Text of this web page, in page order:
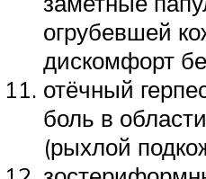
огрубевшей
дискомфорт
отёчный
боль в
(рыхлой